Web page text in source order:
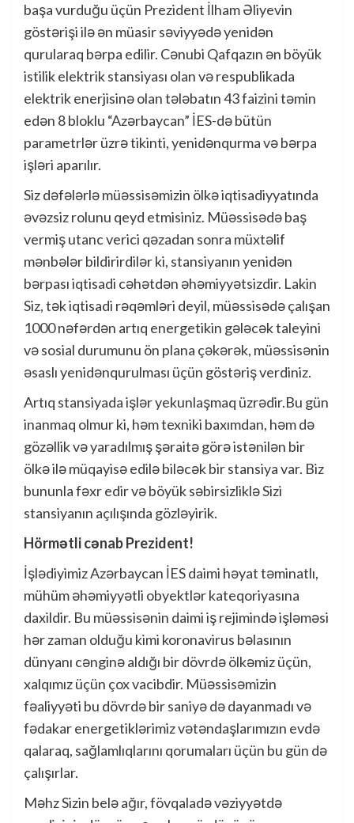
başa vurduğu üçün Prezident İlham Əliyevin
göstərişi ilə ən müasir səviyyədə yenidən
qurularaq bərpa edilir. Cənubi Qafqazın ən böyük
istilik elektrik stansiyası olan və respublikada
elektrik enerjisinə olan tələbatın 43 faizini təmin
edən 8 bloklu “Azərbaycan” İES-də bütün
parametrlər üzrə tikinti, yenidənqurma və bərpa
işləri aparılır.
Siz dəfələrlə müəssisəmizin ölkə iqtisadiyyatında
əvəzsiz rolunu qeyd etmisiniz. Müəssisədə baş
vermiş utanc verici qəzadan sonra müxtəlif
mənbələr bildirirdilər ki, stansiyanın yenidən
bərpası iqtisadi cəhətdən əhəmiyyətsizdir. Lakin
Siz, tək iqtisadi rəqəmləri deyil, müəssisədə çalışan
1000 nəfərdən artıq energetikin gələcək taleyini
və sosial durumunu ön plana çəkərək, müəssisənin
əsaslı yenidənqurulması üçün göstəriş verdiniz.
Artıq stansiyada işlər yekunlaşmaq üzrədir.Bu gün
inanmaq olmur ki, həm texniki baxımdan, həm də
gözəllik və yaradılmış şəraitə görə istənilən bir
ölkə ilə müqayisə edilə biləcək bir stansiya var. Biz
bununla fəxr edir və böyük səbirsizliklə Sizi
stansiyanın açılışında gözləyirik.
Hörmətli cənab Prezident!
İşlədiyimiz Azərbaycan İES daimi həyat təminatlı,
mühüm əhəmiyyətli obyektlər kateqoriyasına
daxildir. Bu müəssisənin daimi iş rejimində işləməsi
hər zaman olduğu kimi koronavirus bəlasının
dünyanı cənginə aldığı bir dövrdə ölkəmiz üçün,
xalqımız üçün çox vacibdir. Müəssisəmizin
fəaliyyəti bu dövrdə bir saniyə də dayanmadı və
fədakar energetiklərimiz vətəndaşlarımızın evdə
qalaraq, sağlamlıqlarını qorumaları üçün bu gün də
çalışırlar.
Məhz Sizin belə ağır, fövqaladə vəziyyətdə